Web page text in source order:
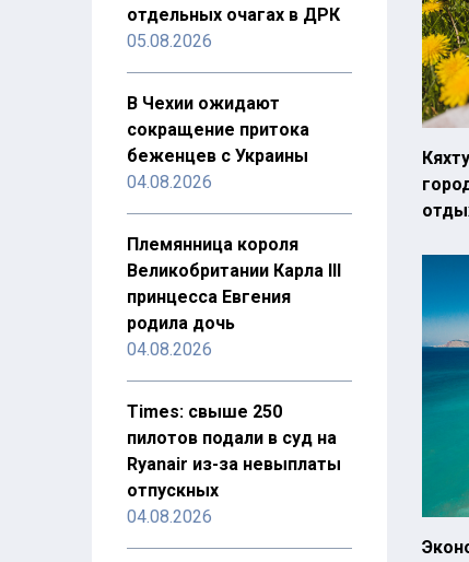
отдельных очагах в ДРК
05.08.2026
В Чехии ожидают
сокращение притока
беженцев с Украины
04.08.2026
Племянница короля
Великобритании Карла III
принцесса Евгения
родила дочь
04.08.2026
Times: свыше 250
пилотов подали в суд на
Ryanair из-за невыплаты
отпускных
04.08.2026